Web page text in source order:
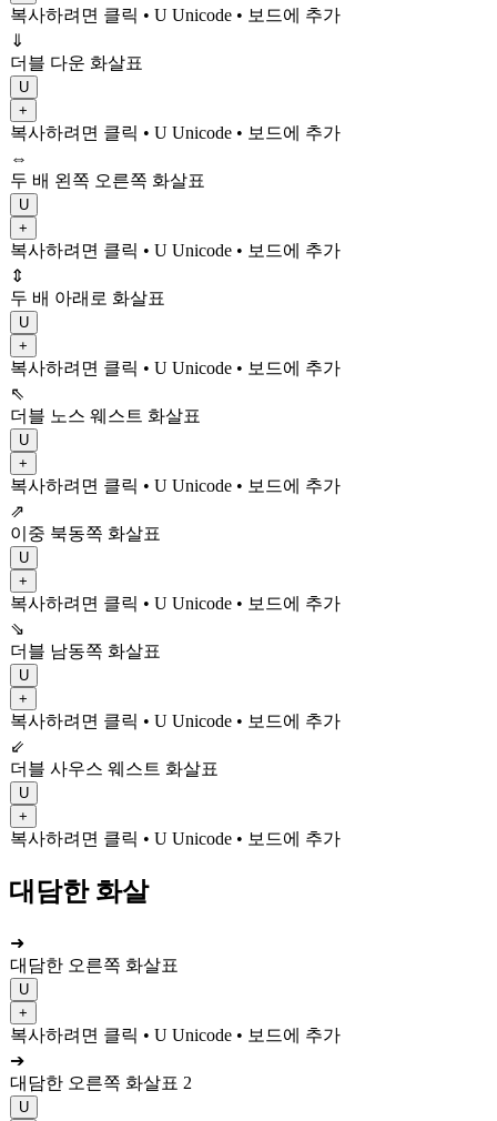
복사하려면 클릭 • U Unicode • 보드에 추가
⇓
더블 다운 화살표
U
+
복사하려면 클릭 • U Unicode • 보드에 추가
⇔
두 배 왼쪽 오른쪽 화살표
U
+
복사하려면 클릭 • U Unicode • 보드에 추가
⇕
두 배 아래로 화살표
U
+
복사하려면 클릭 • U Unicode • 보드에 추가
⇖
더블 노스 웨스트 화살표
U
+
복사하려면 클릭 • U Unicode • 보드에 추가
⇗
이중 북동쪽 화살표
U
+
복사하려면 클릭 • U Unicode • 보드에 추가
⇘
더블 남동쪽 화살표
U
+
복사하려면 클릭 • U Unicode • 보드에 추가
⇙
더블 사우스 웨스트 화살표
U
+
복사하려면 클릭 • U Unicode • 보드에 추가
대담한 화살
➜
대담한 오른쪽 화살표
U
+
복사하려면 클릭 • U Unicode • 보드에 추가
➔
대담한 오른쪽 화살표 2
U